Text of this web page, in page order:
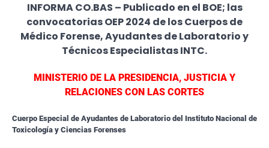
INFORMA CO.BAS – Publicado en el BOE; las
convocatorias OEP 2024 de los Cuerpos de
Médico Forense, Ayudantes de Laboratorio y
Técnicos Especialistas INTC.
MINISTERIO DE LA PRESIDENCIA, JUSTICIA Y
RELACIONES CON LAS CORTES
Cuerpo Especial de Ayudantes de Laboratorio del Instituto Nacional de
Toxicología y Ciencias Forenses